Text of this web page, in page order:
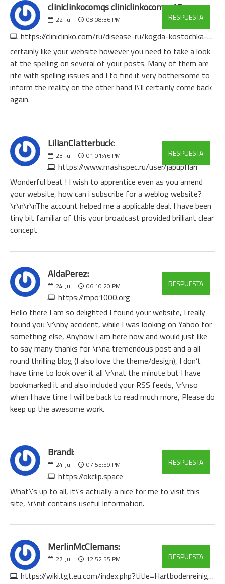
cliniclinkocomqs cliniclinkocomqs15:
22 Jul 08:08:36 PM
https://cliniclinko.com/ru/disease-ru/kogda-kostochka-na-noge-stanovitsya-vragom-pravda-ob-operatsii-chevron-pri-hallux-valgus
RESPUESTA
certainly like your website however you need to take a look
at the spelling on several of your posts. Many of them are
rife with spelling issues and I to find it very bothersome to
inform the reality on the other hand I\'ll certainly come back
again.
LilianClatterbuck:
23 Jul 01:01:46 PM
https://www.mashspec.ru/user/japupflari
RESPUESTA
Wonderful beat ! I wish to apprentice even as you amend
your website, how can i subscribe for a weblog website?
\r\n\r\nThe account helped me a applicable deal. I have been
tiny bit familiar of this your broadcast provided brilliant clear
concept
AldaPerez:
24 Jul 06:10:20 PM
https://mpo1000.org
RESPUESTA
Hello there I am so delighted I found your website, I really
found you \r\nby accident, while I was looking on Yahoo for
something else, Anyhow I am here now and would just like
to say many thanks for \r\na tremendous post and a all
round thrilling blog (I also love the theme/design), I don’t
have time to look over it all \r\nat the minute but I have
bookmarked it and also included your RSS feeds, \r\nso
when I have time I will be back to read much more, Please do
keep up the awesome work.
Brandi:
24 Jul 07:55:59 PM
https://okclip.space
RESPUESTA
What\'s up to all, it\'s actually a nice for me to visit this
site, \r\nit contains useful Information.
MerlinMcClemans:
27 Jul 12:52:55 PM
https://wiki.tgt.eu.com/index.php?title=Hartbodenreiniger_So_Waehlen_Sie_Das_Richtige_Modell
RESPUESTA